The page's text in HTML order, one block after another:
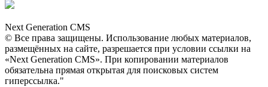
Next Generation CMS
© Все права защищены. Использование любых материалов,
размещённых на сайте, разрешается при условии ссылки на
«Next Generation CMS». При копировании материалов
обязательна прямая открытая для поисковых систем
гиперссылка."